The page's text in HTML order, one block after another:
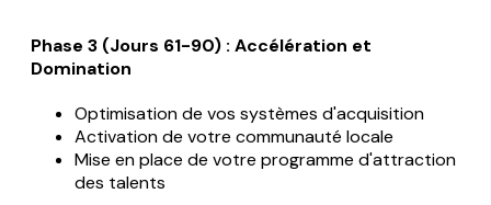
Phase 3 (Jours 61-90) : Accélération et
Domination
Optimisation de vos systèmes d'acquisition
Activation de votre communauté locale
Mise en place de votre programme d'attraction
des talents